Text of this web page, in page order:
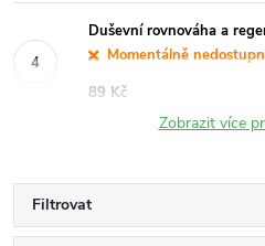
Duševní rovnováha a
Momentálně
89 Kč
Zobrazit více
Filtrovat